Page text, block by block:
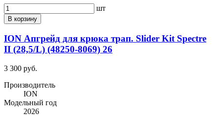
шт
В корзину
ION Апгрейд для крюка трап. Slider Kit Spectre
II (28,5/L) (48250-8069) 26
3 300 руб.
Производитель
ION
Модельный год
2026